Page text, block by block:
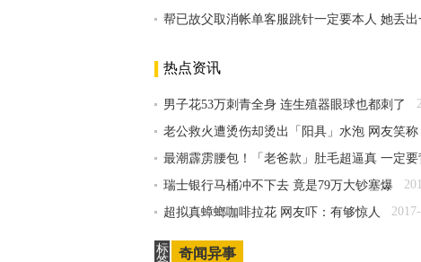
帮已故父取消帐单客服跳针一定要本人 她丢
热点资讯
男子花53万刺青全身 连生殖器眼球也都刺了
老公救火遭烫伤却烫出「阳具」水泡 网友笑称
最潮霹雳腰包！「老爸款」肚毛超逼真 一定
瑞士银行马桶冲不下去 竟是79万大钞塞爆
超拟真蟑螂咖啡拉花 网友吓：有够惊人
标
奇闻异事